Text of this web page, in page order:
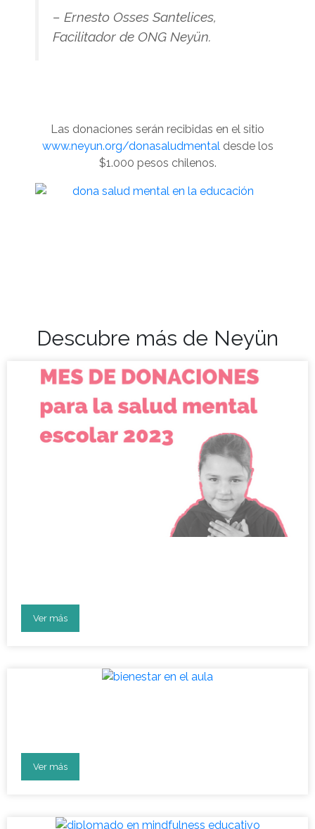
– Ernesto Osses Santelices,
Facilitador de ONG Neyün.
Las donaciones serán recibidas en el sitio
www.neyun.org/donasaludmentaldesde los
$1.000 pesos chilenos.
Descubre más de Neyün
Ver más
Ver más